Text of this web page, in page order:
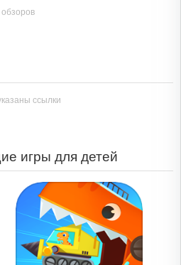
ссылки
игры для детей